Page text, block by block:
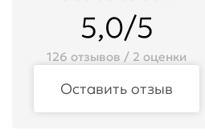
5,0/5
126 отзывов / 2 оценки
Оставить отзыв